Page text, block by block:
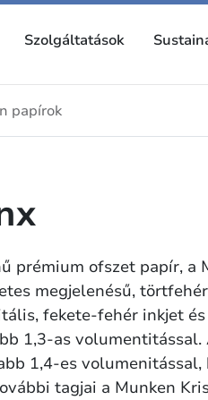
Szolgáltatások
papírok
prémium ofszet papír, a
megjelenésű,
fekete-fehér inkjet
1,3-as
1,4-es
tagjai a Munken